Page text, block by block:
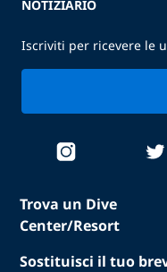
Trova un Dive
Center/Resort
Sostituisci il tuo
NOTIZIARIO
Iscriviti per ricevere le